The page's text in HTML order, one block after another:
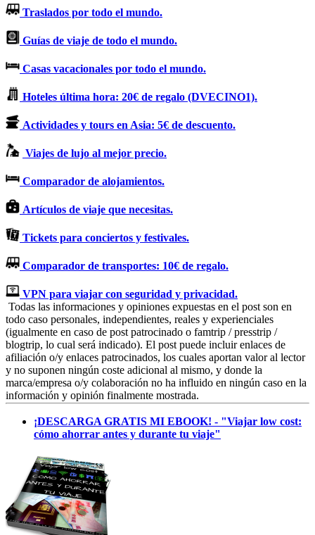
Traslados por todo el mundo.
Guías de viaje de todo el mundo.
Casas vacacionales por todo el mundo.
Hoteles última hora: 20€ de regalo (DVECINO1).
Actividades y tours en Asia: 5€ de descuento.
Viajes de lujo al mejor precio.
Comparador de alojamientos.
Artículos de viaje que necesitas.
Tickets para conciertos y festivales.
Comparador de transportes: 10€ de regalo.
VPN para viajar con seguridad y privacidad.
Todas las informaciones y opiniones expuestas en el post son en
todo caso personales, independientes, reales y experienciales
(igualmente en caso de post patrocinado o famtrip / presstrip /
blogtrip, lo cual será indicado). El post puede incluir enlaces de
afiliación o/y enlaces patrocinados, los cuales aportan valor al lector
y no suponen ningún coste adicional al mismo, y donde la
marca/empresa o/y colaboración no ha influido en ningún caso en la
información y opinión finalmente mostrada.
¡DESCARGA GRATIS MI EBOOK! - "Viajar low cost:
cómo ahorrar antes y durante tu viaje"